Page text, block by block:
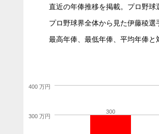
直近の年俸推移を掲載。プロ野球
プロ野球界全体から見た伊藤稜選
最高年俸、最低年俸、平均年俸と
300
300 万円
400 万円